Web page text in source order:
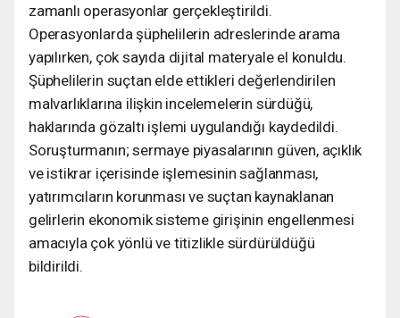
zamanlı operasyonlar gerçekleştirildi.
Operasyonlarda şüphelilerin adreslerinde arama
yapılırken, çok sayıda dijital materyale el konuldu.
Şüphelilerin suçtan elde ettikleri değerlendirilen
malvarlıklarına ilişkin incelemelerin sürdüğü,
haklarında gözaltı işlemi uygulandığı kaydedildi.
Soruşturmanın; sermaye piyasalarının güven, açıklık
ve istikrar içerisinde işlemesinin sağlanması,
yatırımcıların korunması ve suçtan kaynaklanan
gelirlerin ekonomik sisteme girişinin engellenmesi
amacıyla çok yönlü ve titizlikle sürdürüldüğü
bildirildi.